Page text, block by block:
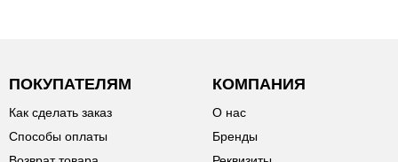
ПОКУПАТЕЛЯМ
Как сделать заказ
Способы оплаты
КОМПАНИЯ
О нас
Бренды